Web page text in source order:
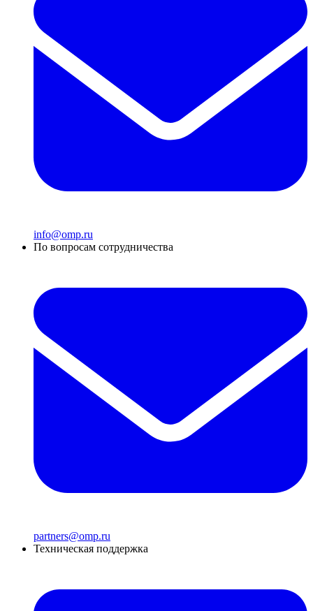
info@omp.ru
По вопросам сотрудничества
partners@omp.ru
Техническая поддержка